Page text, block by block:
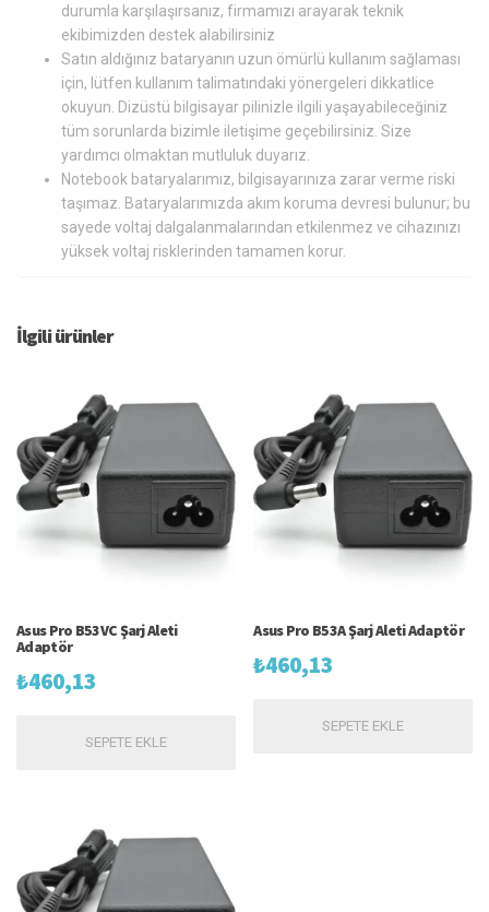
durumla karşılaşırsanız, firmamızı arayarak teknik
ekibimizden destek alabilirsiniz
Satın aldığınız bataryanın uzun ömürlü kullanım sağlaması
için, lütfen kullanım talimatındaki yönergeleri dikkatlice
okuyun. Dizüstü bilgisayar pilinizle ilgili yaşayabileceğiniz
tüm sorunlarda bizimle iletişime geçebilirsiniz. Size
yardımcı olmaktan mutluluk duyarız.
Notebook bataryalarımız, bilgisayarınıza zarar verme riski
taşımaz. Bataryalarımızda akım koruma devresi bulunur; bu
sayede voltaj dalgalanmalarından etkilenmez ve cihazınızı
yüksek voltaj risklerinden tamamen korur.
İlgili ürünler
Asus Pro B53VC Şarj Aleti
Adaptör
₺460,13
SEPETE EKLE
Asus Pro B53A Şarj Aleti Adaptör
₺460,13
SEPETE EKLE